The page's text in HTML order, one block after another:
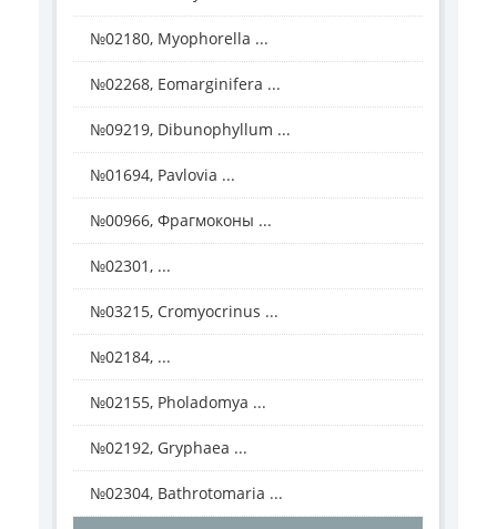
№02180, Myophorella ...
№02268, Eomarginifera ...
№09219, Dibunophyllum ...
№01694, Pavlovia ...
№00966, Фрагмоконы ...
№02301, ...
№03215, Cromyocrinus ...
№02184, ...
№02155, Pholadomya ...
№02192, Gryphaea ...
№02304, Bathrotomaria ...